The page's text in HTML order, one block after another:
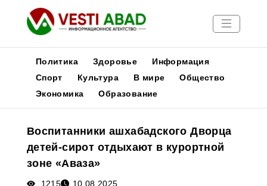
Новости
Медиа
Афиша
Политика Здоровье
Информация
Спорт
Культура В мире
Общество
Экономика
Образование
Воспитанники ашхабадского Дворца
детей-сирот отдыхают в курортной
зоне «Аваза»
1215 10.08.2025